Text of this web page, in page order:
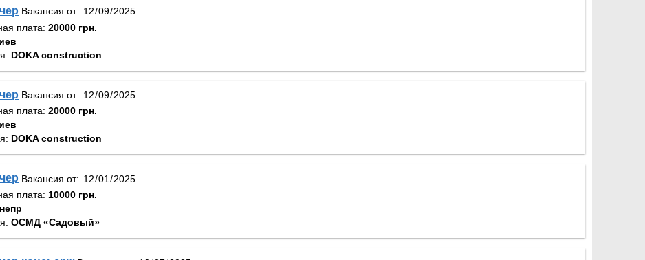
Вакансия от:
плата: 20000 грн.
DOKA construction
Вакансия от:
плата: 20000 грн.
DOKA construction
Вакансия от:
плата: 10000 грн.
ОСМД «Садовый»